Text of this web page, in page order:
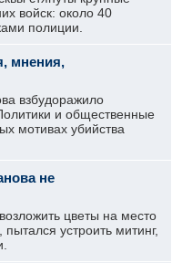
войск: около 40
полиции.
мнения,
взбудоражило
и общественные
мотивах убийства
не
цветы на место
устроить митинг,